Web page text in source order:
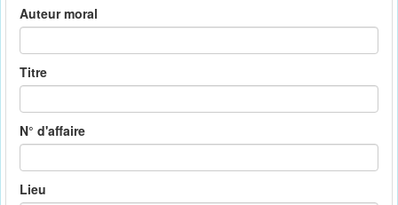
Auteur moral
Titre
N° d'affaire
Lieu